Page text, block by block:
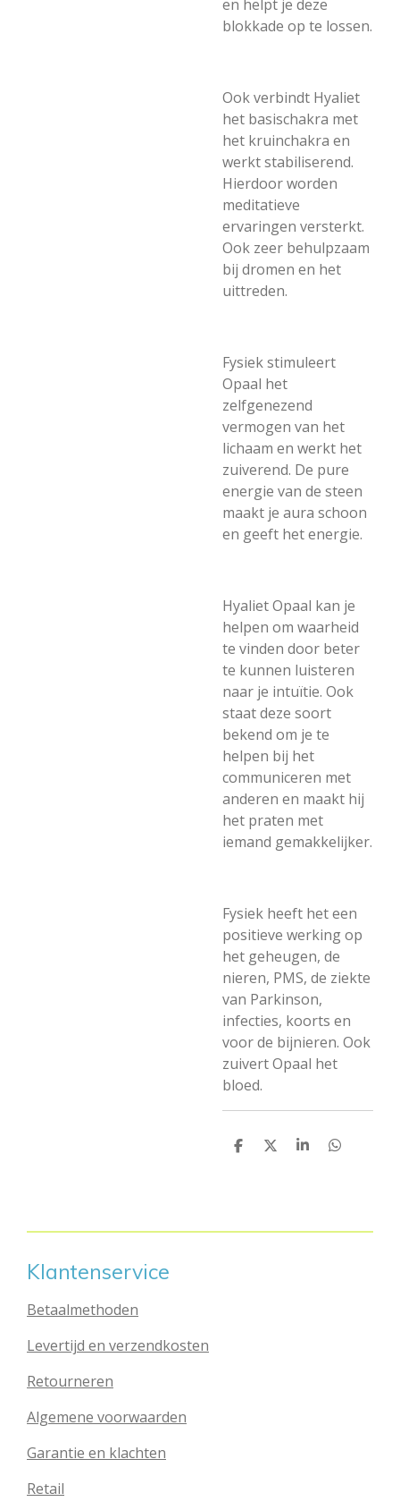
en helpt je deze
blokkade op te lossen.
Ook verbindt Hyaliet
het basischakra met
het kruinchakra en
werkt stabiliserend.
Hierdoor worden
meditatieve
ervaringen versterkt.
Ook zeer behulpzaam
bij dromen en het
uittreden.
Fysiek stimuleert
Opaal het
zelfgenezend
vermogen van het
lichaam en werkt het
zuiverend. De pure
energie van de steen
maakt je aura schoon
en geeft het energie.
Hyaliet Opaal kan je
helpen om waarheid
te vinden door beter
te kunnen luisteren
naar je intuïtie. Ook
staat deze soort
bekend om je te
helpen bij het
communiceren met
anderen en maakt hij
het praten met
iemand gemakkelijker.
Fysiek heeft het een
positieve werking op
het geheugen, de
nieren, PMS, de ziekte
van Parkinson,
infecties, koorts en
voor de bijnieren. Ook
zuivert Opaal het
bloed.
D
D
S
D
Klantenservice
Betaalmethoden
Levertijd en verzendkosten
Retourneren
Algemene voorwaarden
Garantie en klachten
Retail